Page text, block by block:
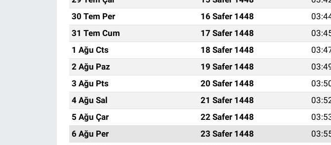
30 Tem Per
16 Safer 1448
31 Tem Cum
17 Safer 1448
1 Ağu Cts
18 Safer 1448
2 Ağu Paz
19 Safer 1448
3 Ağu Pts
20 Safer 1448
4 Ağu Sal
21 Safer 1448
5 Ağu Çar
22 Safer 1448
6 Ağu Per
23 Safer 1448